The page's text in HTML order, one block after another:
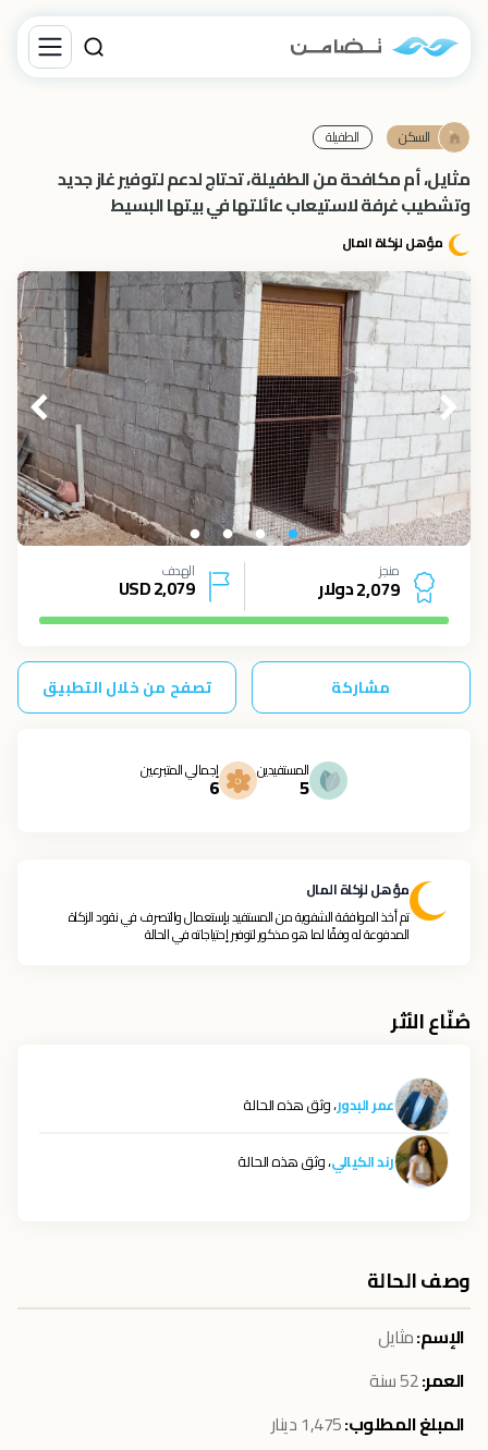
السكن الطفيلة
مثايل، أم مكافحة من الطفيلة، تحتاج لدعم لتوفير غاز جديد
وتشطيب غرفة لاستيعاب عائلتها في بيتها البسيط
مؤهل لزكاة المال
منجز
2,079 دولار
الهدف
2,079
USD
مشاركة تصفح من خلال التطبيق
المستفيدين
5
إجمالي المتبرعين
6
مؤهل لزكاة المال
تم أخذ الموافقة الشفوية من المستفيد بإستعمال والتصرف في نقود الزكاة
المدفوعة له وفقًا لما هو مذكور لتوفير إحتياجاته في الحالة
صُنّاع الأثر
عمر البدور، وثق هذه الحالة
رند الكيالي، وثق هذه الحالة
وصف الحالة
الإسم:مثايل
العمر:52 سنة
المبلغ المطلوب:1,475 دينار